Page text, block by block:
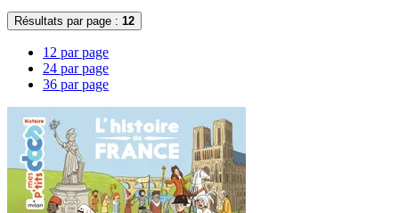
Résultats par page : 12
12 par page
24 par page
36 par page